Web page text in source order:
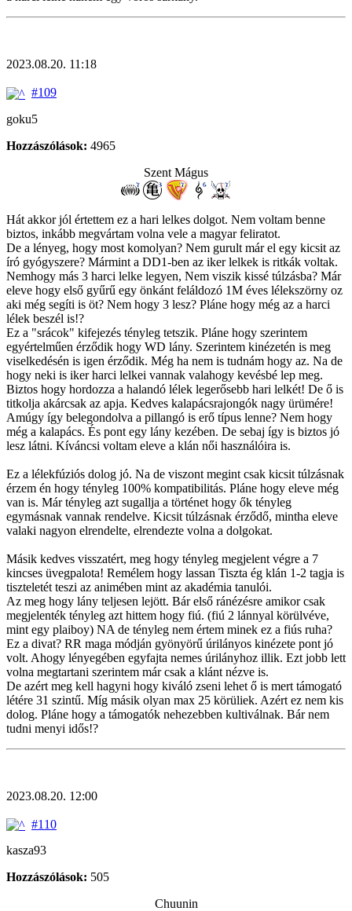
2023.08.20. 11:18
#109
goku5
Hozzászólások: 4965
Szent Mágus
Hát akkor jól értettem ez a hari lelkes dolgot. Nem voltam benne
biztos, inkább megvártam volna vele a magyar feliratot.
De a lényeg, hogy most komolyan? Nem gurult már el egy kicsit az
író gyógyszere? Mármint a DD1-ben az iker lelkek is ritkák voltak.
Nemhogy más 3 harci lelke legyen, Nem viszik kissé túlzásba? Már
eleve hogy első gyűrű egy önkánt feláldozó 1M éves lélekszörny oz
aki még segíti is öt? Nem hogy 3 lesz? Pláne hogy még az a harci
lélek beszél is!?
Ez a "srácok" kifejezés tényleg tetszik. Pláne hogy szerintem
egyértelműen érződik hogy WD lány. Szerintem kinézetén is meg
viselkedésén is igen érződik. Még ha nem is tudnám hogy az. Na de
hogy neki is iker harci lelkei vannak valahogy kevésbé lep meg.
Biztos hogy hordozza a halandó lélek legerősebb hari lelkét! De ő is
titkolja akárcsak az apja. Kedves kalapácsrajongók nagy ürümére!
Amúgy így belegondolva a pillangó is erő típus lenne? Nem hogy
még a kalapács. És pont egy lány kezében. De sebaj így is biztos jó
lesz látni. Kíváncsi voltam eleve a klán női használóira is.
Ez a lélekfúziós dolog jó. Na de viszont megint csak kicsit túlzásnak
érzem én hogy tényleg 100% kompatibilitás. Pláne hogy eleve még
van is. Már tényleg azt sugallja a történet hogy ők tényleg
egymásnak vannak rendelve. Kicsit túlzásnak érződő, mintha eleve
valaki nagyon elrendelte, elrendezte volna a dolgokat.
Másik kedves visszatért, meg hogy tényleg megjelent végre a 7
kincses üvegpalota! Remélem hogy lassan Tiszta ég klán 1-2 tagja is
tiszteletét teszi az animében mint az akadémia tanulói.
Az meg hogy lány teljesen lejött. Bár első ránézésre amikor csak
megjelenték tényleg azt hittem hogy fiú. (fiú 2 lánnyal körülvéve,
mint egy plaiboy) NA de tényleg nem értem minek ez a fiús ruha?
Ez a divat? RR maga módján gyönyörű úrilányos kinézete pont jó
volt. Ahogy lényegében egyfajta nemes úrilányhoz illik. Ezt jobb lett
volna megtartani szerintem már csak a klánt nézve is.
De azért meg kell hagyni hogy kiváló zseni lehet ő is mert támogató
létére 31 szintű. Míg másik olyan max 25 körüliek. Azért ez nem kis
dolog. Pláne hogy a támogatók nehezebben kultiválnak. Bár nem
tudni menyi idős!?
2023.08.20. 12:00
#110
kasza93
Hozzászólások: 505
Chuunin